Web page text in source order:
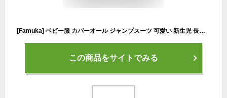
[Famuka] ベビー服 カバーオール ジャンプスーツ 可愛い 新生児 長袖 冬 キッズ 子供服 あったか スキーウエア 厚手 通学 出産祝い 百日祝い 七五三 ギフト 66 73 80 90cm (ブルー, 90)
この商品をサイトでみる